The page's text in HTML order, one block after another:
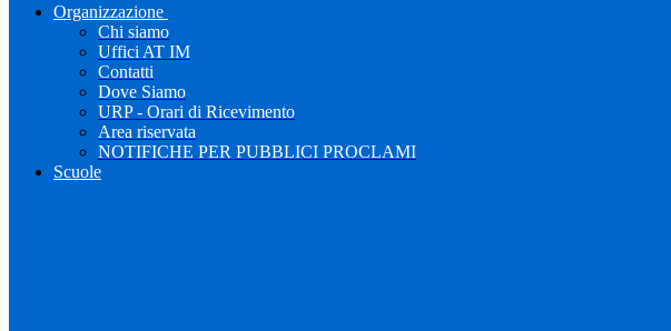
Organizzazione
Chi siamo
Uffici AT IM
Contatti
Dove Siamo
URP - Orari di Ricevimento
Area riservata
NOTIFICHE PER PUBBLICI PROCLAMI
Scuole